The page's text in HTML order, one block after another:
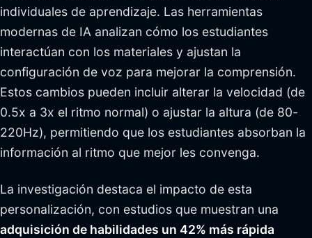
individuales de aprendizaje. Las herramientas
modernas de IA analizan cómo los estudiantes
interactúan con los materiales y ajustan la
configuración de voz para mejorar la comprensión.
Estos cambios pueden incluir alterar la velocidad (de
0.5x a 3x el ritmo normal) o ajustar la altura (de 80-
220Hz), permitiendo que los estudiantes absorban la
información al ritmo que mejor les convenga.
La investigación destaca el impacto de esta
personalización, con estudios que muestran una
adquisición de habilidades un 42% más rápida